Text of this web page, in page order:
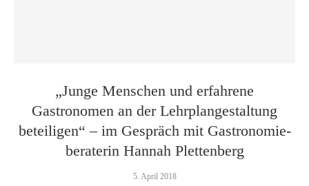
„Junge Menschen und erfahrene
Gastronomen an der Lehrplan­gestaltung
beteiligen“ – im Gespräch mit Gastronomie­
beraterin Hannah Plettenberg
5. April 2018